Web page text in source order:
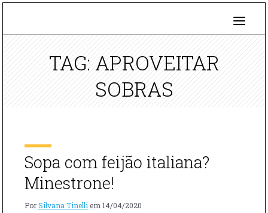
TAG: APROVEITAR
SOBRAS
Sopa com feijão italiana?
Minestrone!
PorSilvana Tinelli em 14/04/2020